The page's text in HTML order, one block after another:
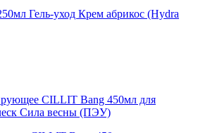
Гель-уход Крем абрикос (Hydra